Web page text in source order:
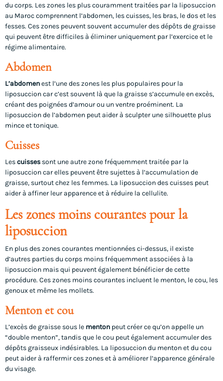
du corps. Les zones les plus couramment traitées par la liposuccion
au Maroc comprennent l’abdomen, les cuisses, les bras, le dos et les
fesses. Ces zones peuvent souvent accumuler des dépôts de graisse
qui peuvent être difficiles à éliminer uniquement par l’exercice et le
régime alimentaire.
Abdomen
L’abdomenest l’une des zones les plus populaires pour la
liposuccion car c’est souvent là que la graisse s’accumule en excès,
créant des poignées d’amour ou un ventre proéminent. La
liposuccion de l’abdomen peut aider à sculpter une silhouette plus
mince et tonique.
Cuisses
Lescuisses sont une autre zone fréquemment traitée par la
liposuccion car elles peuvent être sujettes à l’accumulation de
graisse, surtout chez les femmes. La liposuccion des cuisses peut
aider à affiner leur apparence et à réduire la cellulite.
Les zones moins courantes pour la
liposuccion
En plus des zones courantes mentionnées ci-dessus, il existe
d’autres parties du corps moins fréquemment associées à la
liposuccion mais qui peuvent également bénéficier de cette
procédure. Ces zones moins courantes incluent le menton, le cou, les
genoux et même les mollets.
Menton et cou
L’excès de graisse sous le menton peut créer ce qu’on appelle un
“double menton”, tandis que le cou peut également accumuler des
dépôts graisseux indésirables. La liposuccion du menton et du cou
peut aider à raffermir ces zones et à améliorer l’apparence générale
du visage.